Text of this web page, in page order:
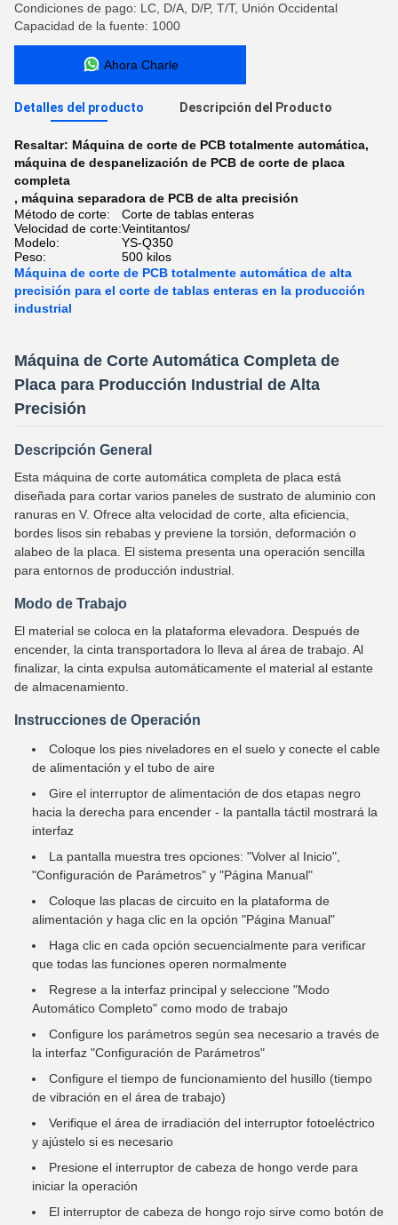
Condiciones de pago: LC, D/A, D/P, T/T, Unión Occidental
Capacidad de la fuente: 1000
Ahora Charle
Detalles del producto Descripción del Producto
Resaltar: Máquina de corte de PCB totalmente automática,
máquina de despanelización de PCB de corte de placa
completa
, máquina separadora de PCB de alta precisión
Método de corte:
Corte de tablas enteras
Velocidad de corte:Veintitantos/
Modelo:
YS-Q350
Peso:
500 kilos
Máquina de corte de PCB totalmente automática de alta
precisión para el corte de tablas enteras en la producción
industrial
Máquina de Corte Automática Completa de
Placa para Producción Industrial de Alta
Precisión
Descripción General
Esta máquina de corte automática completa de placa está
diseñada para cortar varios paneles de sustrato de aluminio con
ranuras en V. Ofrece alta velocidad de corte, alta eficiencia,
bordes lisos sin rebabas y previene la torsión, deformación o
alabeo de la placa. El sistema presenta una operación sencilla
para entornos de producción industrial.
Modo de Trabajo
El material se coloca en la plataforma elevadora. Después de
encender, la cinta transportadora lo lleva al área de trabajo. Al
finalizar, la cinta expulsa automáticamente el material al estante
de almacenamiento.
Instrucciones de Operación
Coloque los pies niveladores en el suelo y conecte el cable
de alimentación y el tubo de aire
Gire el interruptor de alimentación de dos etapas negro
hacia la derecha para encender - la pantalla táctil mostrará la
interfaz
La pantalla muestra tres opciones: "Volver al Inicio",
"Configuración de Parámetros" y "Página Manual"
Coloque las placas de circuito en la plataforma de
alimentación y haga clic en la opción "Página Manual"
Haga clic en cada opción secuencialmente para verificar
que todas las funciones operen normalmente
Regrese a la interfaz principal y seleccione "Modo
Automático Completo" como modo de trabajo
Configure los parámetros según sea necesario a través de
la interfaz "Configuración de Parámetros"
Configure el tiempo de funcionamiento del husillo (tiempo
de vibración en el área de trabajo)
Verifique el área de irradiación del interruptor fotoeléctrico
y ajústelo si es necesario
Presione el interruptor de cabeza de hongo verde para
iniciar la operación
El interruptor de cabeza de hongo rojo sirve como botón de